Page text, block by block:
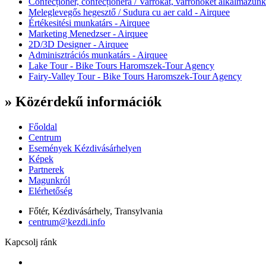
Meleglevegős hegesztő / Sudura cu aer cald - Airquee
Értékesitési munkatárs - Airquee
Marketing Menedzser - Airquee
2D/3D Designer - Airquee
Adminisztrációs munkatárs - Airquee
Lake Tour - Bike Tours Haromszek-Tour Agency
Fairy-Valley Tour - Bike Tours Haromszek-Tour Agency
» Közérdekű információk
Főoldal
Centrum
Események Kézdivásárhelyen
Képek
Partnerek
Magunkról
Elérhetőség
Főtér, Kézdivásárhely, Transylvania
centrum@kezdi.info
Kapcsolj ránk